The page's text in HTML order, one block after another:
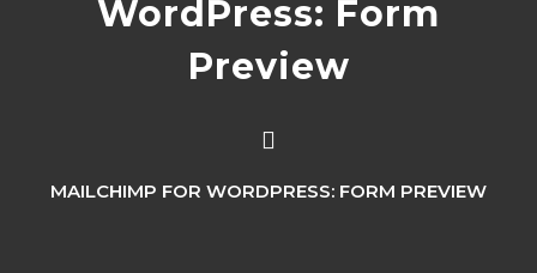
WordPress: Form
Preview
MAILCHIMP FOR WORDPRESS: FORM PREVIEW